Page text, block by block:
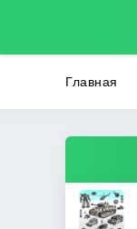
Главная